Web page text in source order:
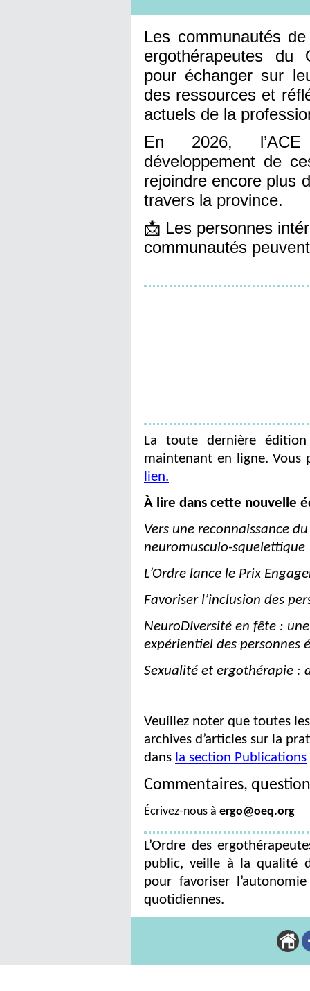
Les communautés
ergothérapeutes du
pour échanger sur
des ressources et
actuels de la
En 2026,
développement de
rejoindre encore plus
travers la province.
📩 Les personnes
communautés
La toute dernière édition
maintenant en ligne. Vous
lien.
À lire dans cette nouvelle
Vers une reconnaissance
neuromusculo-squelettique
L’Ordre lance le Prix
Favoriser l’inclusion des
NeuroDIversité en fête :
expérientiel des personnes
Sexualité et ergothérapie :
Veuillez noter que toutes
archives d’articles sur la
dans la section Publications
Commentaires,
Écrivez-nous à ergo@oeq.org
L’Ordre des
public, veille à la qualité
pour favoriser
quotidiennes.